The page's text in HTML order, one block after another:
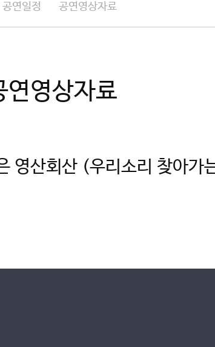
공연일정 공연영상자료
연영상자료
영산회산 (우리소리 찾아가